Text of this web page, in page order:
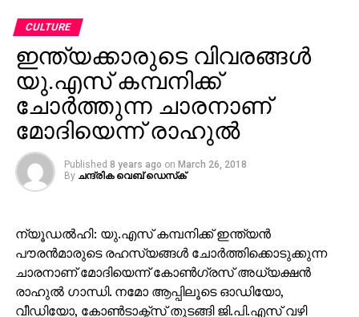
CULTURE
ഇന്ത്യക്കാരുടെ വിവരങ്ങള്‍
യു.എസ് കമ്പനിക്ക്
ചോര്‍ത്തുന്ന ചാരനാണ്
മോദിയെന്ന് രാഹുല്‍
Published 8 years ago on March 26, 2018
By ചന്ദ്രിക വെബ് ഡെസ്‌ക്‌
ന്യൂഡല്‍ഹി: യു.എസ് കമ്പനിക്ക് ഇന്ത്യന്‍
പൗരന്‍മാരുടെ രഹസ്യങ്ങള്‍ ചോര്‍ത്തിക്കൊടുക്കുന്ന
ചാരനാണ് മോദിയെന്ന് കോണ്‍ഗ്രസ് അധ്യക്ഷന്‍
രാഹുല്‍ ഗാന്ധി. നമോ ആപ്പിലൂടെ ഓഡിയോ,
വീഡിയോ, കോണ്‍ടാക്ട്‌സ് തുടങ്ങി ജി.പി.എസ് വഴി